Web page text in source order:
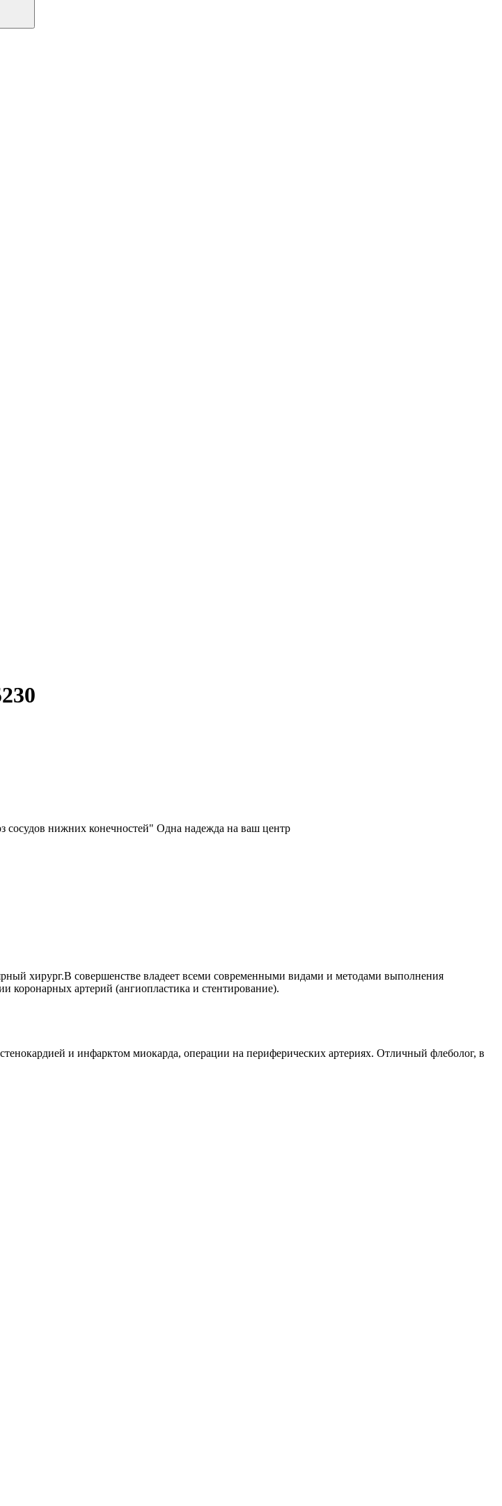
нижних конечностей" Одна надежда на ваш центр
хирург.В совершенстве владеет всеми современными видами и методами выполнения
коронарных артерий (ангиопластика и стентирование).
и инфарктом миокарда, операции на периферических артериях. Отличный флеболог, в